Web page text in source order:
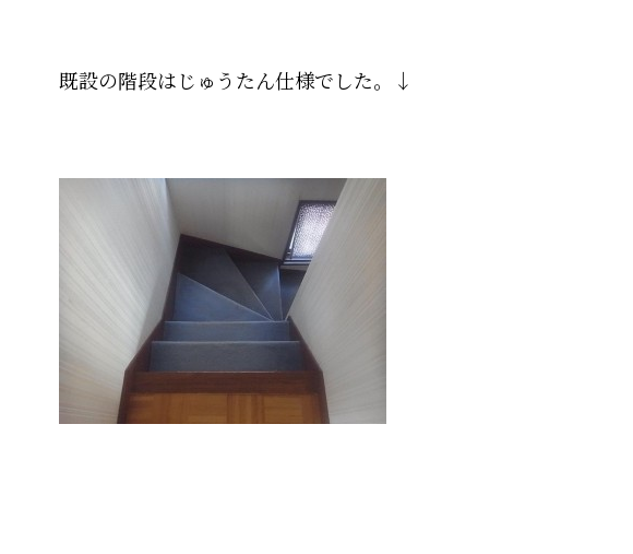
既設の階段はじゅうたん仕様でした。↓